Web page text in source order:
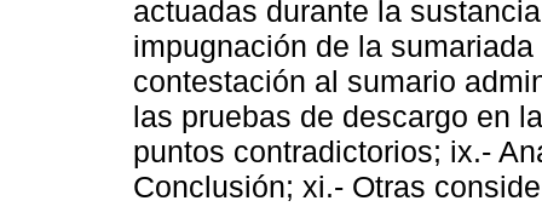
actuadas durante la
impugnación de la
contestación al sumario
las pruebas de descargo en
puntos contradictorios; ix.-
Conclusión; xi.- Otras